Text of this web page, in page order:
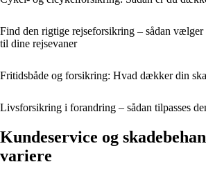
Find den rigtige rejseforsikring – sådan
til dine rejsevaner
Fritidsbåde og forsikring: Hvad dækker din
Livsforsikring i forandring – sådan tilpasses
Kundeservice og
variere